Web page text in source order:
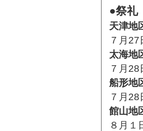
●祭礼
天津地
７月
太海地
７月
船形地
７月
館山地
８月１